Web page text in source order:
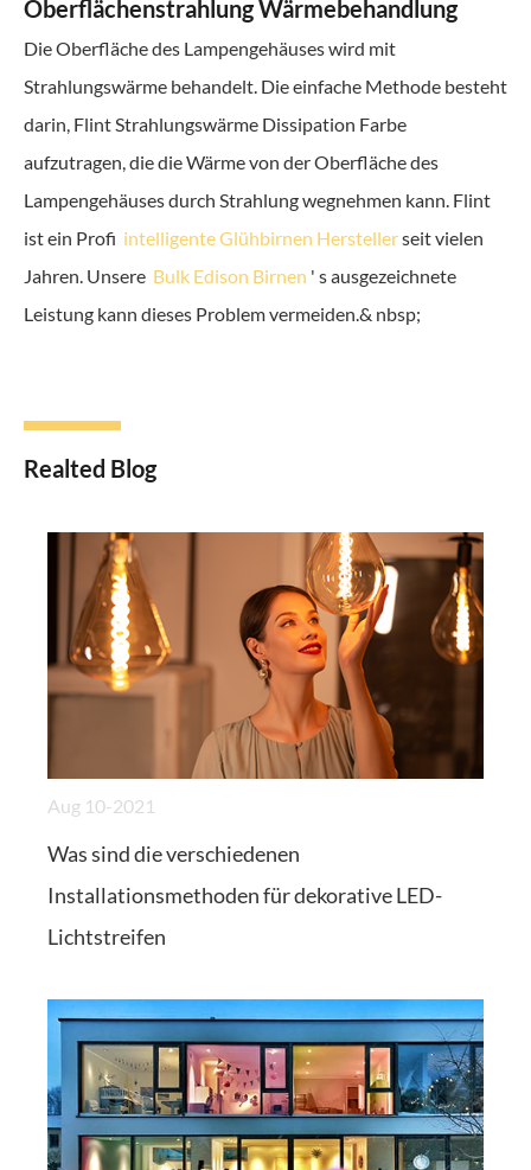
Oberflächenstrahlung Wärmebehandlung
Die Oberfläche des Lampengehäuses wird mit
Strahlungswärme behandelt. Die einfache Methode besteht
darin, Flint Strahlungswärme Dissipation Farbe
aufzutragen, die die Wärme von der Oberfläche des
Lampengehäuses durch Strahlung wegnehmen kann. Flint
ist ein Profi intelligente Glühbirnen Herstellerseit vielen
Jahren. Unsere Bulk Edison Birnen ' s ausgezeichnete
Leistung kann dieses Problem vermeiden.& nbsp;
Realted Blog
Aug 10-2021
Was sind die verschiedenen
Installationsmethoden für dekorative LED-
Lichtstreifen